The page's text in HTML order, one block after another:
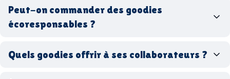
France Made in Europe goodies hi-tech
Peut-on commander des goodies
écoresponsables ?
goodies écologiques
Quels goodies offrir à ses collaborateurs ?